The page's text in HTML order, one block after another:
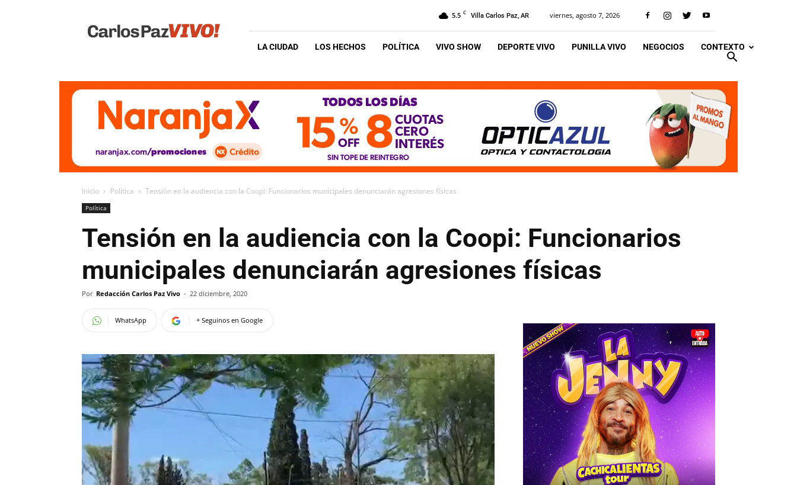
Vivo
5.5 C Villa Carlos Paz, AR viernes, agosto 7, 2026
LA CIUDAD LOS HECHOS POLÍTICA VIVO SHOW DEPORTE VIVO PUNILLA VIVO NEGOCIOS CONTEXTO
Inicio Política Tensión en la audiencia con la Coopi: Funcionarios municipales denunciarán agresiones físicas
Política
Tensión en la audiencia con la Coopi: Funcionarios
municipales denunciarán agresiones físicas
Por Redacción Carlos Paz Vivo - 22 diciembre, 2020
WhatsApp + Seguinos en Google